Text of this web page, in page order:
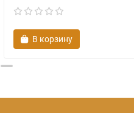
В корзину